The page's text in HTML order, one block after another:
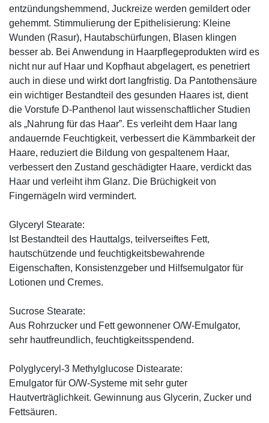
entzündungshemmend, Juckreize werden gemildert oder
gehemmt. Stimmulierung der Epithelisierung: Kleine
Wunden (Rasur), Hautabschürfungen, Blasen klingen
besser ab. Bei Anwendung in Haarpflegeprodukten wird es
nicht nur auf Haar und Kopfhaut abgelagert, es penetriert
auch in diese und wirkt dort langfristig. Da Pantothensäure
ein wichtiger Bestandteil des gesunden Haares ist, dient
die Vorstufe D-Panthenol laut wissenschaftlicher Studien
als „Nahrung für das Haar”. Es verleiht dem Haar lang
andauernde Feuchtigkeit, verbessert die Kämmbarkeit der
Haare, reduziert die Bildung von gespaltenem Haar,
verbessert den Zustand geschädigter Haare, verdickt das
Haar und verleiht ihm Glanz. Die Brüchigkeit von
Fingernägeln wird vermindert.
Glyceryl Stearate:
Ist Bestandteil des Hauttalgs, teilverseiftes Fett,
hautschützende und feuchtigkeitsbewahrende
Eigenschaften, Konsistenzgeber und Hilfsemulgator für
Lotionen und Cremes.
Sucrose Stearate:
Aus Rohrzucker und Fett gewonnener O/W-Emulgator,
sehr hautfreundlich, feuchtigkeitsspendend.
Polyglyceryl-3 Methylglucose Distearate:
Emulgator für O/W-Systeme mit sehr guter
Hautverträglichkeit. Gewinnung aus Glycerin, Zucker und
Fettsäuren.